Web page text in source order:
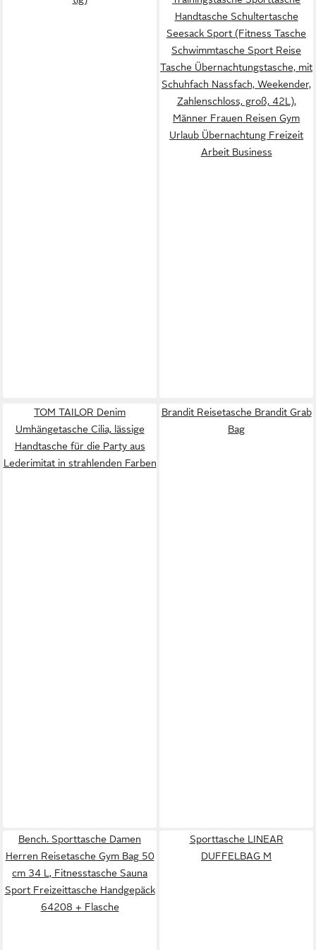
Handtasche Schultertasche
Seesack Sport (Fitness Tasche
Schwimmtasche Sport Reise
Tasche Übernachtungstasche, mit
Schuhfach Nassfach, Weekender,
Zahlenschloss, groß, 42L),
Männer Frauen Reisen Gym
Urlaub Übernachtung Freizeit
Arbeit Business
TOM TAILOR Denim
Umhängetasche Cilia, lässige
Handtasche für die Party aus
Lederimitat in strahlenden Farben
Brandit Reisetasche Brandit Grab
Bag
Bench. Sporttasche Damen
Herren Reisetasche Gym Bag 50
cm 34 L, Fitnesstasche Sauna
Sport Freizeittasche Handgepäck
64208 + Flasche
Sporttasche LINEAR
DUFFELBAG M